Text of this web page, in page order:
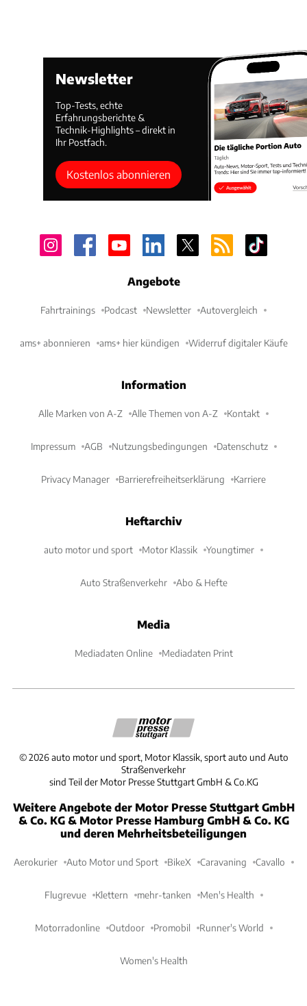
Newsletter
Top-Tests, echte
Erfahrungsberichte &
Technik-Highlights – direkt in
Ihr Postfach.
Kostenlos abonnieren
Angebote
Fahrtrainings Podcast Newsletter Autovergleich
ams+ abonnieren ams+ hier kündigen Widerruf digitaler Käufe
Information
Alle Marken von A-Z Alle Themen von A-Z Kontakt
Impressum AGB Nutzungsbedingungen Datenschutz
Privacy Manager Barrierefreiheitserklärung Karriere
Heftarchiv
auto motor und sport Motor Klassik Youngtimer
Auto Straßenverkehr Abo & Hefte
Media
Mediadaten Online Mediadaten Print
©2026 auto motor und sport, Motor Klassik, sport auto und Auto
Straßenverkehr
sind Teil der Motor Presse Stuttgart GmbH & Co.KG
Weitere Angebote der Motor Presse Stuttgart GmbH
& Co. KG & Motor Presse Hamburg GmbH & Co. KG
und deren Mehrheitsbeteiligungen
Aerokurier Auto Motor und Sport BikeX Caravaning Cavallo
Flugrevue Klettern mehr-tanken Men's Health
Motorradonline Outdoor Promobil Runner's World
Women's Health